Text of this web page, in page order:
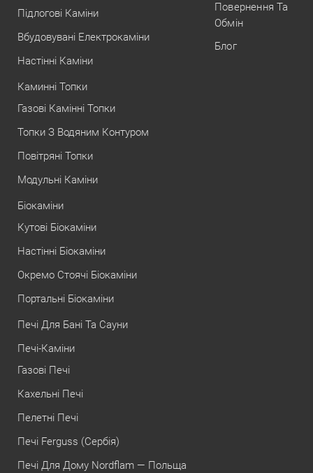
Підлогові Каміни
Вбудовувані Електрокаміни
Настінні Каміни
Каминні Топки
Газові Камінні Топки
Топки З Водяним Контуром
Повітряні Топки
Модульні Каміни
Біокаміни
Кутові Біокаміни
Настінні Біокаміни
Окремо Стоячі Біокаміни
Портальні Біокаміни
Печі Для Бані Та Сауни
Печі-Каміни
Газові Печі
Кахельні Печі
Пелетні Печі
Печі Ferguss (Сербія)
Печі Для Дому Nordflam — Польща
Повернення Та
Обмін
Блог